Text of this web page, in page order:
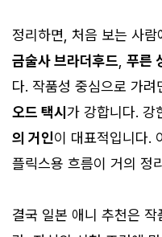
정리하면, 처음 보는 사람
금술사 브라더후드 푸른
다. 작품성 중심으로 가려
오드 택시 가 강합니다. 강
의 거인이 대표적입니다.
플릭스용 흐름이 거의 정
결국 일본 애니 추천은 작